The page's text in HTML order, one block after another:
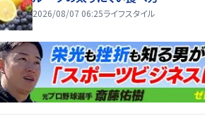
2026/08/07 06:25ライフスタイル